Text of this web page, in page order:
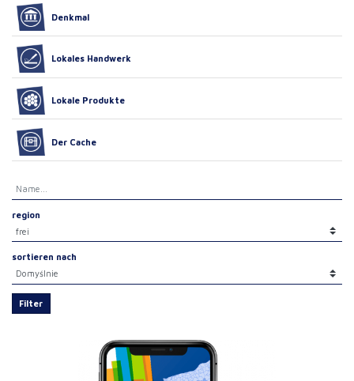
Denkmal
Lokales Handwerk
Lokale Produkte
Der Cache
region
sortieren nach
Filter